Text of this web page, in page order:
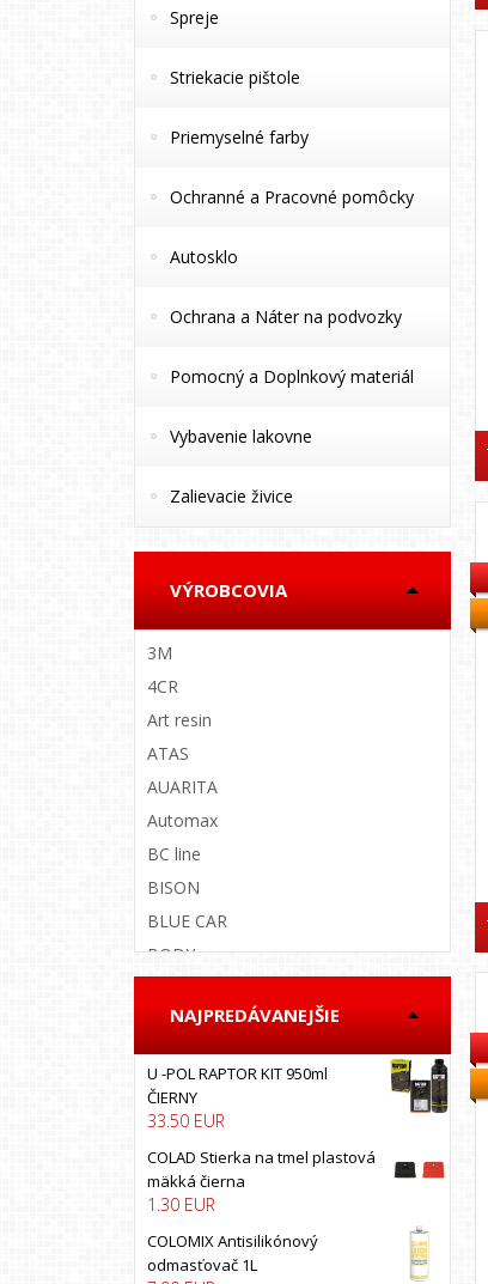
Spreje
Striekacie pištole
Priemyselné farby
Ochranné a Pracovné pomôcky
Autosklo
Ochrana a Náter na podvozky
Pomocný a Doplnkový materiál
Vybavenie lakovne
Zalievacie živice
VÝROBCOVIA
3M
4CR
Art resin
ATAS
AUARITA
Automax
BC line
BISON
BLUE CAR
BODY
BOSS AUTO
BRUNOX
California scents
CARFIT
COLAD
COLOMIX
COLORMATIC
NAJPREDÁVANEJŠIE
U -POL RAPTOR KIT 950ml
ČIERNY
33.50 EUR
COLAD Stierka na tmel plastová
mäkká čierna
1.30 EUR
COLOMIX Antisilikónový
odmasťovač 1L